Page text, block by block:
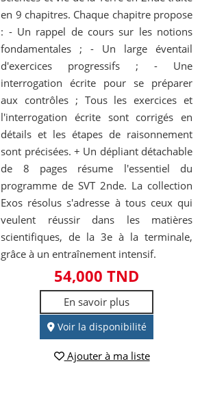
en 9 chapitres. Chaque chapitre propose
: - Un rappel de cours sur les notions
fondamentales ; - Un large éventail
d'exercices progressifs ; - Une
interrogation écrite pour se préparer
aux contrôles ; Tous les exercices et
l'interrogation écrite sont corrigés en
détails et les étapes de raisonnement
sont précisées. + Un dépliant détachable
de 8 pages résume l'essentiel du
programme de SVT 2nde. La collection
Exos résolus s'adresse à tous ceux qui
veulent réussir dans les matières
scientifiques, de la 3e à la terminale,
grâce à un entraînement intensif.
54,000 TND
En savoir plus
Voir la disponibilité
Ajouter à ma liste